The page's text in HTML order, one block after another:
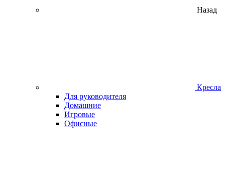
Назад
Кресла
Для руководителя
Домашние
Игровые
Офисные